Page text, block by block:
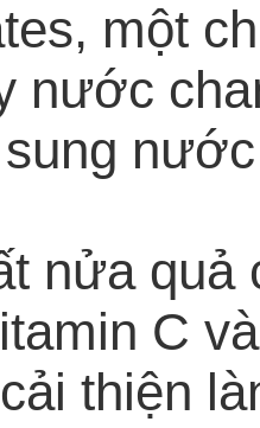
một
nước
nửa
C
thiện